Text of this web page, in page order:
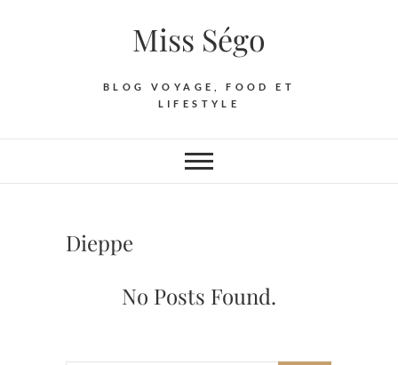
Miss Ségo
BLOG VOYAGE, FOOD ET
LIFESTYLE
Dieppe
No Posts Found.